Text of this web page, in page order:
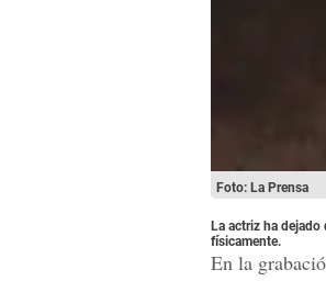
Foto: La Prensa
La actriz ha dejado
físicamente.
En la